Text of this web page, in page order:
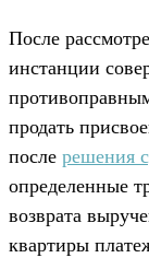
После
инстанции
продать
после решения
определенные
возврата
квартиры